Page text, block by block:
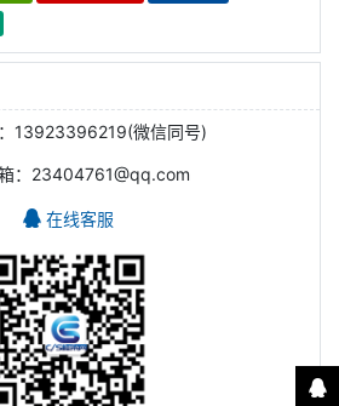
13923396219(微信同号)
：23404761@qq.com
在线客服